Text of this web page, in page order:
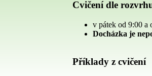
Cvičení dle
v pátek od 9:00 a
Docházka je
Příklady z cvičení